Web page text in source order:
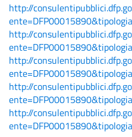
http://
http://
http://
http://
http://